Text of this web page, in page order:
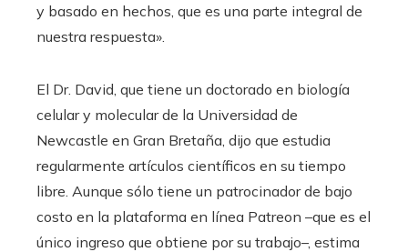
y basado en hechos, que es una parte integral de
nuestra respuesta».
El Dr. David, que tiene un doctorado en biología
celular y molecular de la Universidad de
Newcastle en Gran Bretaña, dijo que estudia
regularmente artículos científicos en su tiempo
libre. Aunque sólo tiene un patrocinador de bajo
costo en la plataforma en línea Patreon –que es el
único ingreso que obtiene por su trabajo–, estima